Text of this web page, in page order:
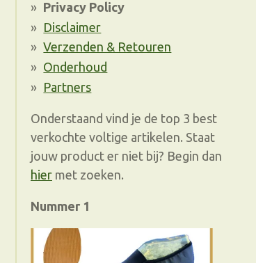
Privacy Policy
Disclaimer
Verzenden & Retouren
Onderhoud
Partners
Onderstaand vind je de top 3 best
verkochte voltige artikelen. Staat
jouw product er niet bij? Begin dan
hier met zoeken.
Nummer 1